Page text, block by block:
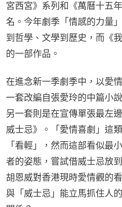
宮西宮》系列和《萬曆十五
名。今年劇季「情感的力量
到哲學、文學到歷史，而《
的一部作品。
在進念新一季劇季中，以愛
一套改編自張愛玲的中篇小
另一套則是在宣傳單張最左
威士忌》。「愛情喜劇」這
「看輕」，然而這部看似最
者的姿態，嘗試借威士忌放
胡恩威對香港現時愛情觀的
與「威士忌」能立馬抓住人